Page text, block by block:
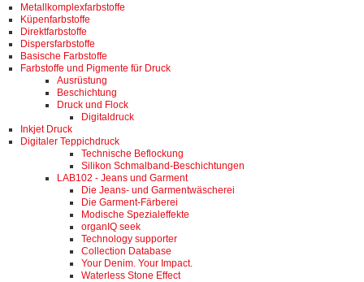
Metallkomplexfarbstoffe
Küpenfarbstoffe
Direktfarbstoffe
Dispersfarbstoffe
Basische Farbstoffe
Farbstoffe und Pigmente für Druck
Ausrüstung
Beschichtung
Druck und Flock
Digitaldruck
Inkjet Druck
Digitaler Teppichdruck
Technische Beflockung
Silikon Schmalband-Beschichtungen
LAB102 - Jeans und Garment
Die Jeans- und Garmentwäscherei
Die Garment-Färberei
Modische Spezialeffekte
organIQ seek
Technology supporter
Collection Database
Your Denim. Your Impact.
Waterless Stone Effect